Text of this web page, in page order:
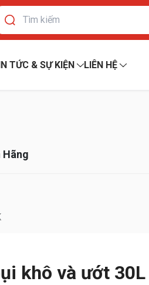
TỨC & SỰ KIỆN LIÊN HỆ
Hãng
khô và ướt